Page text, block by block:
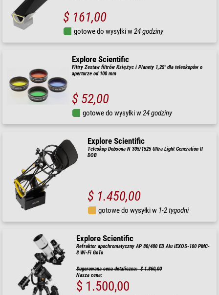
$ 161,00
gotowe do wysyłki w24 godziny
Explore Scientific
Filtry Zestaw filtrów Księżyc i Planety 1,25" dla teleskopów o
aperturze od 100 mm
$ 52,00
gotowe do wysyłki w24 godziny
Explore Scientific
Teleskop Dobsona N 305/1525 Ultra Light Generation II
DOB
$ 1.450,00
gotowe do wysyłki w 1-2 tygodni
Explore Scientific
Refraktor apochromatyczny AP 80/480 ED Alu iEXOS-100 PMC-
8 Wi-Fi GoTo
Sugerowana cena detaliczna: $ 1.860,00
Nasza cena:
$ 1.500,00